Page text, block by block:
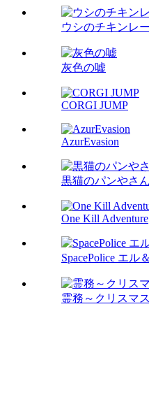
ウシのチキンレ
灰色の嘘
CORGI JUMP
AzurEvasion
黒猫のパンやさん
One Kill Adventure
SpacePolice エル
霊務～クリスマ